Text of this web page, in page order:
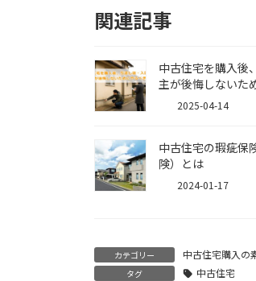
関連記事
中古住宅を購入後
主が後悔しないた
2025-04-14
中古住宅の瑕疵保
険）とは
2024-01-17
カテゴリー 中古住宅購入の
タグ 中古住宅